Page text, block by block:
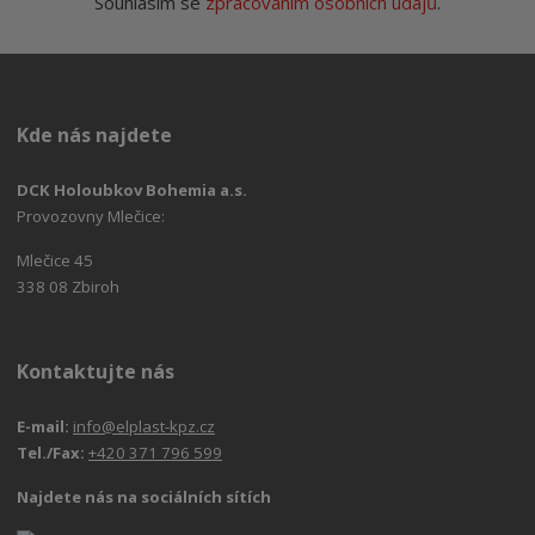
Kde nás najdete
DCK Holoubkov Bohemia a.s.
Provozovny Mlečice:
Mlečice 45
338 08 Zbiroh
Kontaktujte nás
E-mail: info@elplast-kpz.cz
Tel./Fax:+420 371 796 599
Najdete nás na sociálních sítích